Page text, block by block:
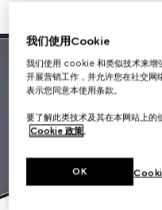
我们使用Cookie
我们使用 cookie 和类似技术来增
开展营销工作，并允许您在社交网
表示您同意本使用条款。
要了解此类技术及其在本网站上
Cookie 政策。
OK